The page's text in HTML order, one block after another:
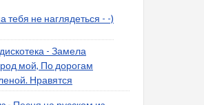
тебя не наглядеться - -)
- Замела
мой, По дорогам
Нравятся